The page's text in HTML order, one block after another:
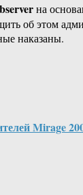
на
об этом
наказаны.
Mirage